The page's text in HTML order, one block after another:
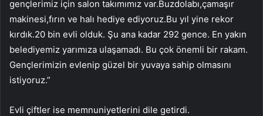
gençlerimiz için salon takımımız var.Buzdolabı,çamaşır
makinesi,fırın ve halı hediye ediyoruz.Bu yıl yine rekor
kırdık.20 bin evli olduk. Şu ana kadar 292 gence. En yakın
belediyemiz yarımıza ulaşamadı. Bu çok önemli bir rakam.
Gençlerimizin evlenip güzel bir yuvaya sahip olmasını
istiyoruz.”
Evli çiftler ise memnuniyetlerini dile getirdi.